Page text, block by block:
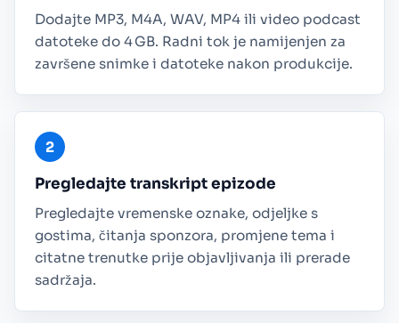
Dodajte MP3, M4A, WAV, MP4 ili video podcast
datoteke do 4 GB. Radni tok je namijenjen za
završene snimke i datoteke nakon produkcije.
Pregledajte transkript epizode
Pregledajte vremenske oznake, odjeljke s
gostima, čitanja sponzora, promjene tema i
citatne trenutke prije objavljivanja ili prerade
sadržaja.